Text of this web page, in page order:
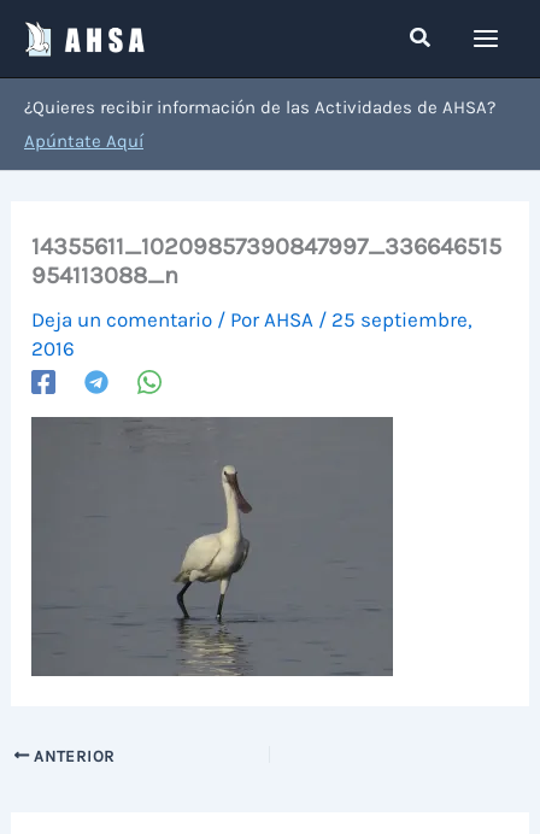
contenido
Buscar
¿Quieres recibir información de las Actividades de AHSA?
Apúntate Aquí
14355611_10209857390847997_336646515
954113088_n
Deja un comentario / Por AHSA / 25 septiembre,
2016
ANTERIOR